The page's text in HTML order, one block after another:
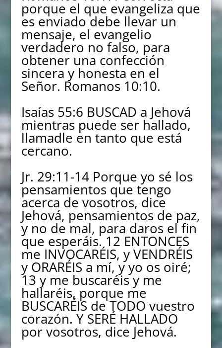
porque el que evangeliza que
es enviado debe llevar un
mensaje, el evangelio
verdadero no falso, para
obtener una confección
sincera y honesta en el
Señor. Romanos 10:10.
Isaías 55:6 BUSCAD a Jehová
mientras puede ser hallado,
llamadle en tanto que está
cercano.
Jr. 29:11-14 Porque yo sé los
pensamientos que tengo
acerca de vosotros, dice
Jehová, pensamientos de paz,
y no de mal, para daros el fin
que esperáis. 12 ENTONCES
me INVOCARÉIS, y VENDRÉIS
y ORARÉIS a mí, y yo os oiré;
13 y me buscaréis y me
hallaréis, porque me
BUSCARÉIS de TODO vuestro
corazón. Y SERÉ HALLADO
por vosotros, dice Jehová.